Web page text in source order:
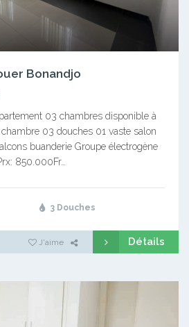
Bonandjo
03 chambres disponible à
03 douches 01 vaste salon
buanderie Groupe électrogène
850.000Fr…
3 Douches
J'aime Détails